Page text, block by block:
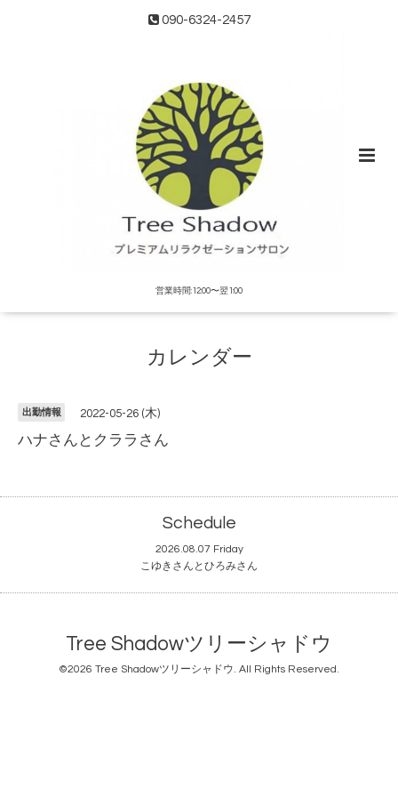
090-6324-2457
営業時間:12:00〜翌1:00
カレンダー
出勤情報 2022-05-26 (木)
ハナさんとクララさん
Schedule
2026.08.07 Friday
こゆきさんとひろみさん
Tree Shadowツリーシャドウ
©2026 Tree Shadowツリーシャドウ. All Rights Reserved.